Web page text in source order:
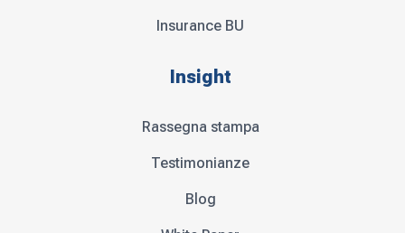
Insurance BU
Insight
Rassegna stampa
Testimonianze
Blog